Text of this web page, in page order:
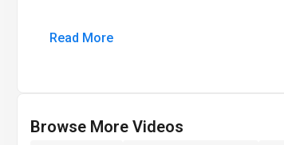
Read More
Browse More Videos